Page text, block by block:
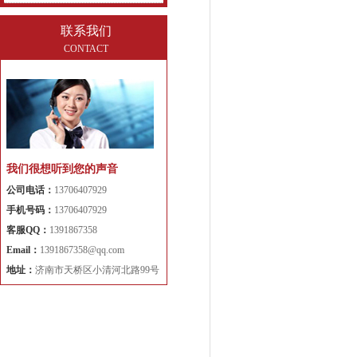
联系我们
CONTACT
我们很想听到您的声音
公司电话： 13706407929
手机号码： 13706407929
客服QQ： 1391867358
Email： 1391867358@qq.com
地址： 济南市天桥区小清河北路99号